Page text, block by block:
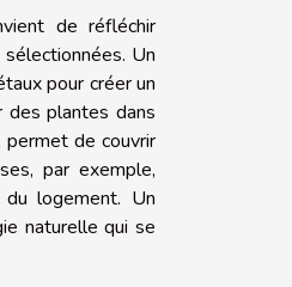
de réfléchir
Un
pour créer un
des plantes dans
de couvrir
par exemple,
logement. Un
naturelle qui se